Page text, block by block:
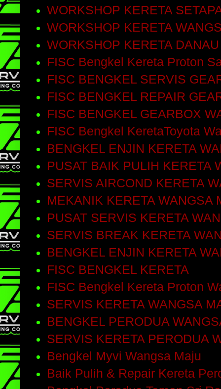
WORKSHOP KERETA
WORKSHOP KERETA
WORKSHOP KERETA
FISC Bengkel Kereta Proton
FISC BENGKEL SERVIS
FISC BENGKEL REPAIR
FISC BENGKEL GEARBOX
FISC Bengkel KeretaToyota
BENGKEL ENJIN KERETA
PUSAT BAIK PULIH KERETA
SERVIS AIRCOND KERETA
MEKANIK KERETA WANGSA
PUSAT SERVIS KERETA
SERVIS BREAK KERETA
BENGKEL ENJIN KERETA
FISC BENGKEL KERETA
FISC Bengkel Kereta Proton
SERVIS KERETA WANGSA
BENGKEL PERODUA
SERVIS KERETA PERODUA
Bengkel Myvi Wangsa Maju
Baik Pulih & Repair Kereta